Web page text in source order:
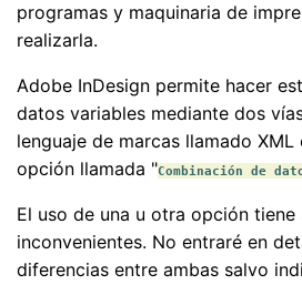
programas y maquinaria de
realizarla.
Adobe InDesign permite hacer
datos variables mediante dos
lenguaje de marcas llamado XML
opción llamada "Combinación de
El uso de una u otra opción tiene
inconvenientes. No entraré en
diferencias entre ambas salvo